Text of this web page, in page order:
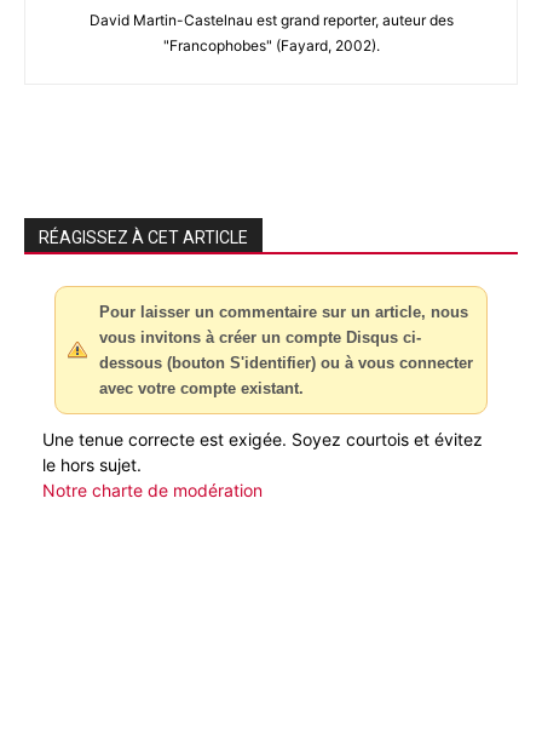
David Martin-Castelnau est grand reporter, auteur des
"Francophobes" (Fayard, 2002).
RÉAGISSEZ À CET ARTICLE
Pour laisser un commentaire sur un article, nous
vous invitons à créer un compte Disqus ci-
dessous (bouton S'identifier) ou à vous connecter
avec votre compte existant.
Une tenue correcte est exigée. Soyez courtois et évitez
le hors sujet.
Notre charte de modération